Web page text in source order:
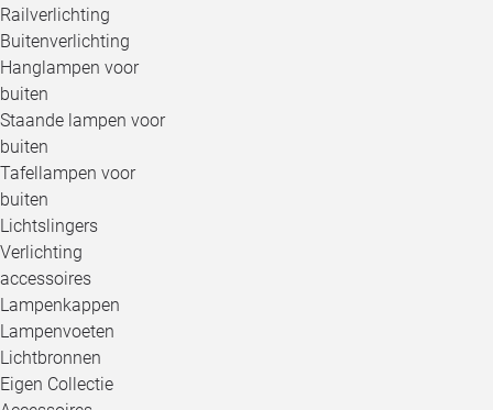
Railverlichting
Buitenverlichting
Hanglampen voor
buiten
Staande lampen voor
buiten
Tafellampen voor
buiten
Lichtslingers
Verlichting
accessoires
Lampenkappen
Lampenvoeten
Lichtbronnen
Eigen Collectie